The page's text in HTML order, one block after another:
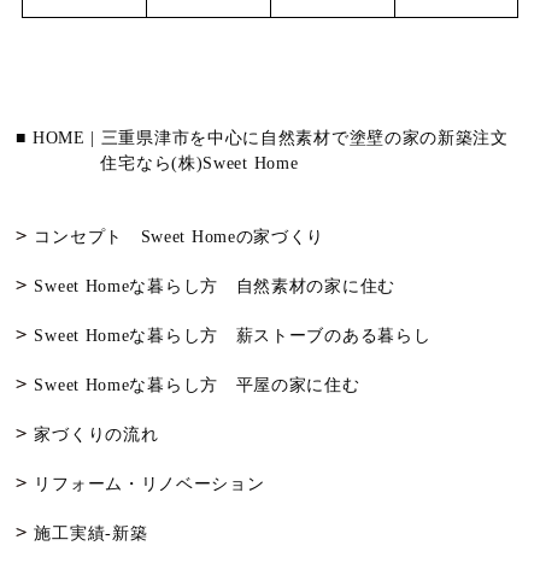
■ HOME | 三重県津市を中心に自然素材で塗壁の家の新築注文
住宅なら(株)Sweet Home
コンセプト Sweet Homeの家づくり
Sweet Homeな暮らし方 自然素材の家に住む
Sweet Homeな暮らし方 薪ストーブのある暮らし
Sweet Homeな暮らし方 平屋の家に住む
家づくりの流れ
リフォーム・リノベーション
施工実績-新築